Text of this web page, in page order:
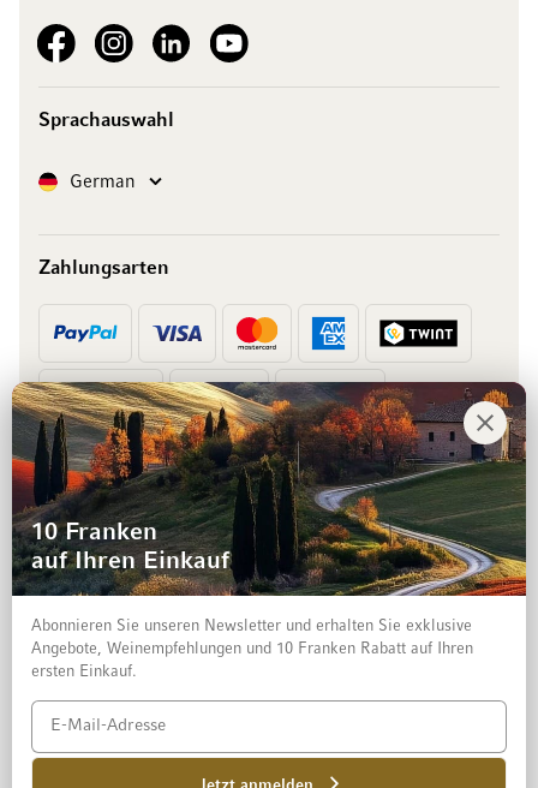
See our FacebookSee our Instagram account
See our LinkedInSee our YouTube channel
Sprachauswahl
SpracheGerman
Zahlungsarten
Vorkasse Rechnung
Datenschutz und Disclaimer
10 Franken
auf Ihren Einkauf
Abonnieren Sie unseren Newsletter und erhalten Sie exklusive
Angebote, Weinempfehlungen und 10 Franken Rabatt auf Ihren
ersten Einkauf.